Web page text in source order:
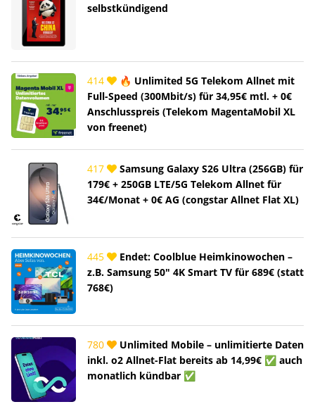
selbstkündigend
414
🔥 Unlimited 5G Telekom Allnet mit
Full-Speed (300Mbit/s) für 34,95€ mtl. + 0€
Anschlusspreis (Telekom MagentaMobil XL
von freenet)
417
Samsung Galaxy S26 Ultra (256GB) für
179€ + 250GB LTE/5G Telekom Allnet für
34€/Monat + 0€ AG (congstar Allnet Flat XL)
445
Endet: Coolblue Heimkinowochen –
z.B. Samsung 50" 4K Smart TV für 689€ (statt
768€)
780
Unlimited Mobile – unlimitierte Daten
inkl. o2 Allnet-Flat bereits ab 14,99€ ✅ auch
monatlich kündbar ✅